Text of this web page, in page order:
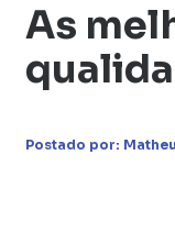
As
Postado por: